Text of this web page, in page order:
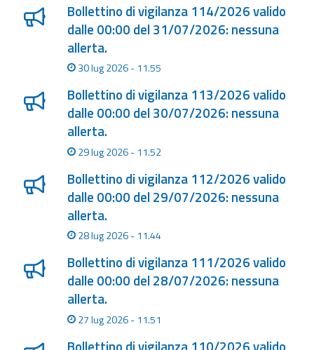
ContattiBollettino di vigilanza 114/2026 valido
dalle 00:00 del 31/07/2026: nessuna
allerta.
30 lug 2026 - 11.55
Bollettino di vigilanza 113/2026 valido
dalle 00:00 del 30/07/2026: nessuna
allerta.
29 lug 2026 - 11.52
Bollettino di vigilanza 112/2026 valido
dalle 00:00 del 29/07/2026: nessuna
allerta.
28 lug 2026 - 11.44
Bollettino di vigilanza 111/2026 valido
dalle 00:00 del 28/07/2026: nessuna
allerta.
27 lug 2026 - 11.51